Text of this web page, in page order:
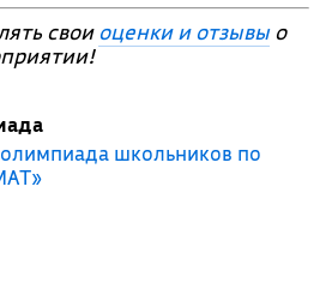
своиоценки и отзывыо
школьников по